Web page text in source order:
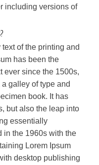
including versions of
of the printing and
has been the
ever since the 1500s,
galley of type and
book. It has
but also the leap into
essentially
in the 1960s with the
Lorem Ipsum
desktop publishing